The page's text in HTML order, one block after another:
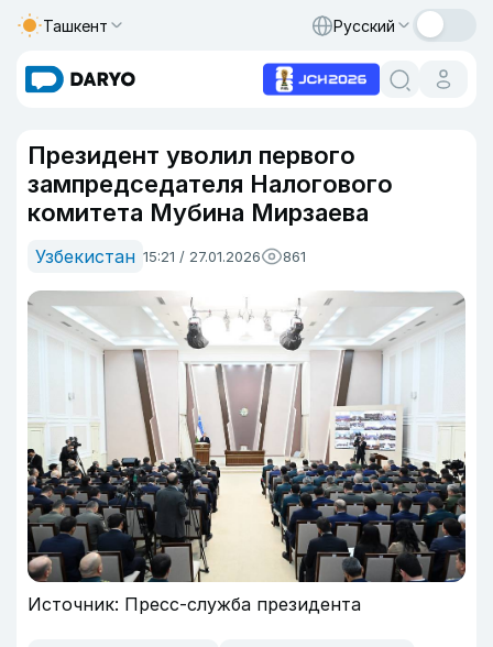
Ташкент Русский
Президент уволил первого
зампредседателя Налогового
комитета Мубина Мирзаева
Узбекистан 15:21 / 27.01.2026 861
Источник: Пресс-служба президента